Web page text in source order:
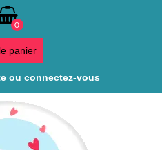
0
panier
ou connectez-vous